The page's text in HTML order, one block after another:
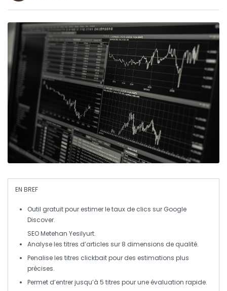
EN BREF
Outil gratuitpour estimer letaux de clics sur Google
Discover.
SEO Metehan Yesilyurt.
Analyse les titres d’articles sur 8 dimensions de qualité.
Penalise les titres clickbaitpour des estimations plus
précises.
Permet d’entrer jusqu’à 5 titres pour une évaluation rapide.